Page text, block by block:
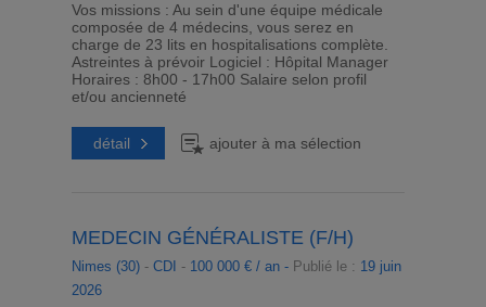
Vos missions : Au sein d'une équipe médicale
composée de 4 médecins, vous serez en
charge de 23 lits en hospitalisations complète.
Astreintes à prévoir Logiciel : Hôpital Manager
Horaires : 8h00 - 17h00 Salaire selon profil
et/ou ancienneté
détail ajouter à ma sélection
MEDECIN GÉNÉRALISTE (F/H)
Nimes (30)- CDI - 100 000 € / an - Publié le : 19 juin
2026